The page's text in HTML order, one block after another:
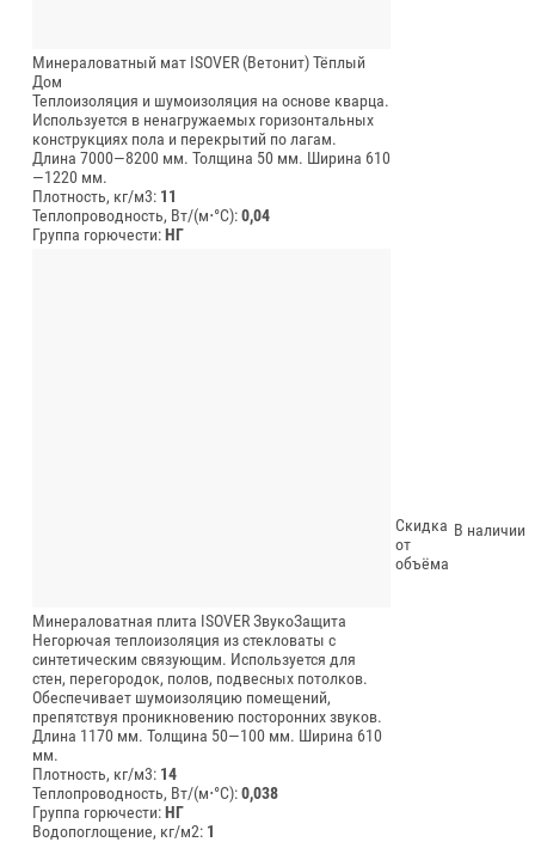
Минераловатный мат ISOVER (Ветонит) Тёплый
Дом
Теплоизоляция и шумоизоляция на основе кварца.
Используется в ненагружаемых горизонтальных
конструкциях пола и перекрытий по лагам.
Длина 7000—8200 мм. Толщина 50 мм. Ширина 610
—1220 мм.
Плотность, кг/м3: 11
Теплопроводность, Вт/(м⋅°С):0,04
Группа горючести:НГ
Минераловатная плита ISOVER ЗвукоЗащита
Негорючая теплоизоляция из стекловаты с
синтетическим связующим. Используется для
стен, перегородок, полов, подвесных потолков.
Обеспечивает шумоизоляцию помещений,
препятствуя проникновению посторонних звуков.
Длина 1170 мм. Толщина 50—100 мм. Ширина 610
мм.
Плотность, кг/м3: 14
Теплопроводность, Вт/(м⋅°С):0,038
Группа горючести:НГ
Водопоглощение, кг/м2: 1
Скидка
от
объёма
В наличии